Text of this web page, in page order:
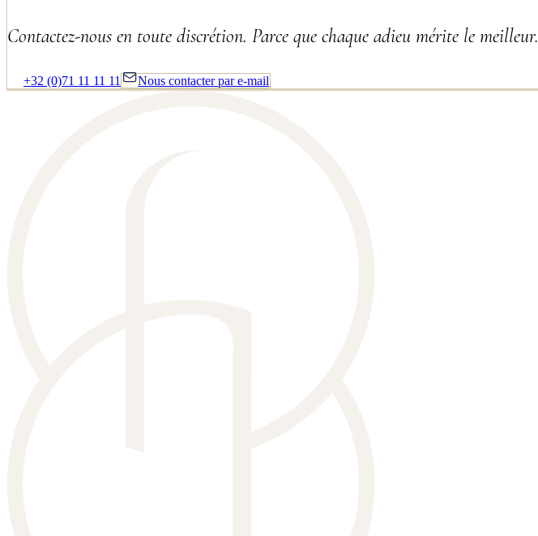
Contactez-nous en toute discrétion. Parce que chaque adieu mérite le meilleur.
+32 (0)71 11 11 11 Nous contacter par e-mail